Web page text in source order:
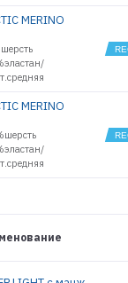
MERINO
MERINO